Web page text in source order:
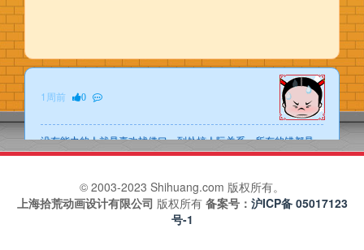
1周前 0
没有能力的人就是喜欢找借口，到处搞人际关系，所有的错都是
别人的原因，从来不找自己的原因
© 2003-2023 Shihuang.com 版权所有。
上海拾荒动画设计有限公司 版权所有 备案号： 沪ICP备 05017123
号-1